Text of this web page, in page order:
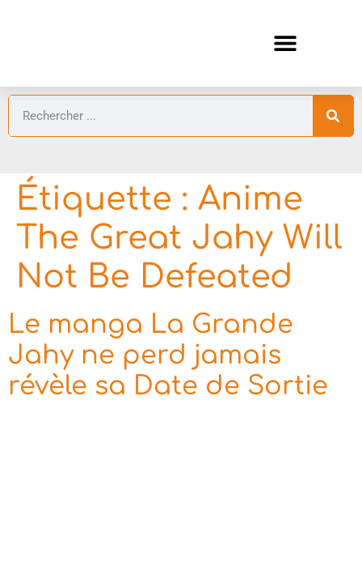
Étiquette : Anime
The Great Jahy Will
Not Be Defeated
Le manga La Grande
Jahy ne perd jamais
révèle sa Date de Sortie